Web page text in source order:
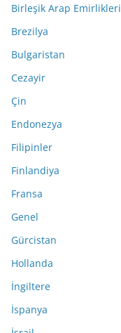
Birleşik Arap Emirlikleri
Brezilya
Bulgaristan
Cezayir
Çin
Endonezya
Filipinler
Finlandiya
Fransa
Genel
Gürcistan
Hollanda
İngiltere
İspanya